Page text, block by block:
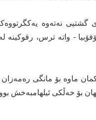
گشتیی نەتەوە
- واتە ترس،
ماوە بۆ مانگی
بۆ خەڵکی ئیلهامبەخش